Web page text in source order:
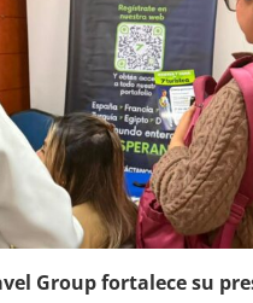
Group fortalece su